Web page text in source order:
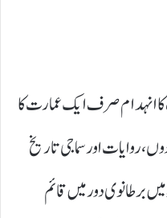
انہدام صرف ایک عمارت کا
روایات اور سماجی تاریخ
باب کا اختتام ہے۔ 1935ء میں برطانوی دور میں قائم